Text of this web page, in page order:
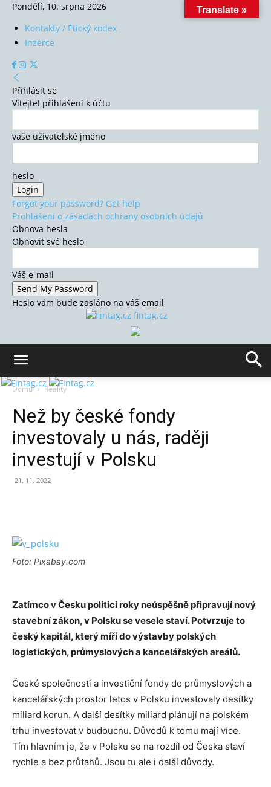
Pondělí, 10. srpna 2026
Kontakty / Etický kodex
Inzerce
Přihlásit se
Vítejte! přihlášení k účtu
vaše uživatelské jméno
heslo
Forgot your password? Get help
Prohlášení o zásadách ochrany osobních údajů
Obnova hesla
Obnovit své heslo
Váš e-mail
Heslo vám bude zasláno na váš email
fintag.cz
Domů Reality
Než by české fondy
investovaly u nás, raději
investují v Polsku
21. 11. 2022
Foto: Pixabay.com
Zatímco v Česku politici roky neúspěšně připravují nový
stavební zákon, v Polsku se vesele staví. Potvrzuje to
český kapitál, který míří do výstavby polských
logistických, průmyslových a kancelářských areálů.
České společnosti a investiční fondy do průmyslových a
kancelářských prostor letos v Polsku investovaly desítky
miliard korun. A další desítky miliard plánují na polském
trhu investovat v budoucnu. Důvodů k tomu mají více.
Tím hlavním je, že v Polsku se na rozdíl od Česka staví
rychle a bez průtahů. Jsou tu ale i další důvody.
Translate »